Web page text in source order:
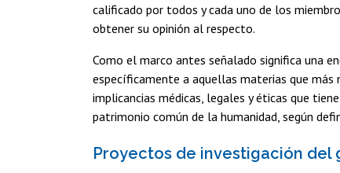
calificado por todos y cada uno de los
obtener su opinión al respecto.
Como el marco antes señalado significa una
específicamente a aquellas materias que más
implicancias médicas, legales y éticas que
patrimonio común de la humanidad, según
Proyectos de investigación del